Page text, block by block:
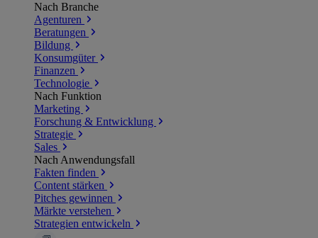
Nach Branche
Agenturen
Beratungen
Bildung
Konsumgüter
Finanzen
Technologie
Nach Funktion
Marketing
Forschung & Entwicklung
Strategie
Sales
Nach Anwendungsfall
Fakten finden
Content stärken
Pitches gewinnen
Märkte verstehen
Strategien entwickeln